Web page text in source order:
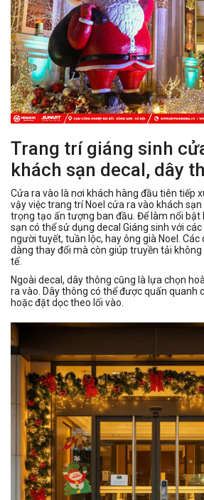
Trang trí giáng sinh
khách sạn decal, dây
Cửa ra vào là nơi khách hàng đầu tiên tiếp
vậy việc trang trí Noel cửa ra vào khách
trọng tạo ấn tượng ban đầu. Để làm nổi bật
sạn có thể sử dụng decal Giáng sinh với
người tuyết, tuần lộc, hay ông già Noel. Các
dàng thay đổi mà còn giúp truyền tải
tế.
Ngoài decal, dây thông cũng là lựa chọn
ra vào. Dây thông có thể được quấn quanh
hoặc đặt dọc theo lối vào.